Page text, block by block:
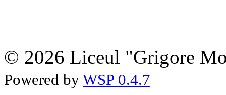
© 2026 Liceul "Grigore
Powered by WSP 0.4.7